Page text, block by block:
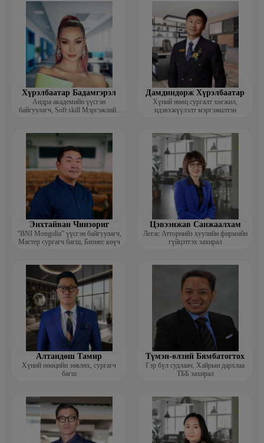
Хүрэлбаатар Бадамгэрэл
Андра академийн үүсгэн
байгуулагч, Soft skill Мэргэжлийн
Дамдиндорж Хүрэлбаатар
Хүний нөөц сургалт хөгжил,
идэвхжүүлэлт мэргэжилтэн
Энхтайван Чинзориг
“BNI Mongolia” үүсгэн байгуулагч,
Мастер сургагч багш, Бизнес көүч
Цэвээнжав Санжаалхам
Легас Атторнийз хуулийн фирмийн
гүйцэтгэх захирал
Алтандөш Тамир
Хүний нөөцийн зөвлөх, сургагч
багш
Түмэн-өлзий Бямбатогтох
Гэр бүл судлаач, Хайрын дархлаа
ТББ захирал